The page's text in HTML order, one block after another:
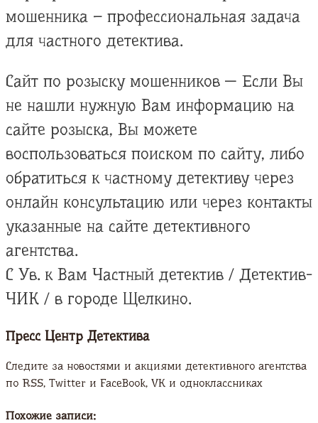
мошенника – профессиональная задача
для частного детектива.
Сайт по розыску мошенников — Если Вы
не нашли нужную Вам информацию на
сайте розыска, Вы можете
воспользоваться поиском по сайту, либо
обратиться к частному детективу через
онлайн консультацию или через контакты
указанные на сайте детективного
агентства.
С Ув. к Вам Частный детектив / Детектив-
ЧИК / в городе Щелкино.
Пресс Центр Детектива
Следите за новостями и акциями детективного агентства
по RSS, Twitter и FaсeBook, VK и одноклассниках
Похожие записи: